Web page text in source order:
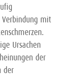
mit
Ursachen
der
der